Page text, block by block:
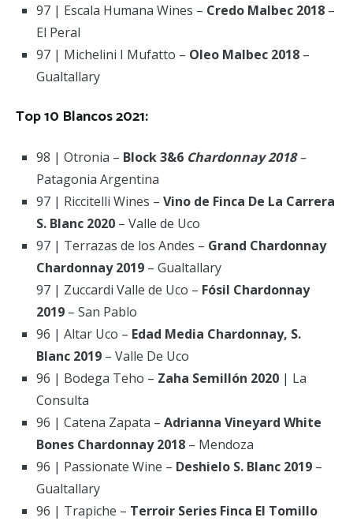
97 | Escala Humana Wines – Credo Malbec 2018–
El Peral
97 | Michelini I Mufatto – Oleo Malbec 2018–
Gualtallary
Top 10 Blancos 2021:
98 | Otronia – Block 3&6 Chardonnay 2018–
Patagonia Argentina
97 | Riccitelli Wines – Vino de Finca De La Carrera
S. Blanc 2020– Valle de Uco
97 | Terrazas de los Andes – Grand Chardonnay
Chardonnay 2019– Gualtallary
97 | Zuccardi Valle de Uco – Fósil Chardonnay
2019– San Pablo
96 | Altar Uco – Edad Media Chardonnay, S.
Blanc 2019– Valle De Uco
96 | Bodega Teho – Zaha Semillón 2020| La
Consulta
96 | Catena Zapata – Adrianna Vineyard White
Bones Chardonnay 2018– Mendoza
96 | Passionate Wine – Deshielo S. Blanc 2019–
Gualtallary
96 | Trapiche – Terroir Series Finca El Tomillo